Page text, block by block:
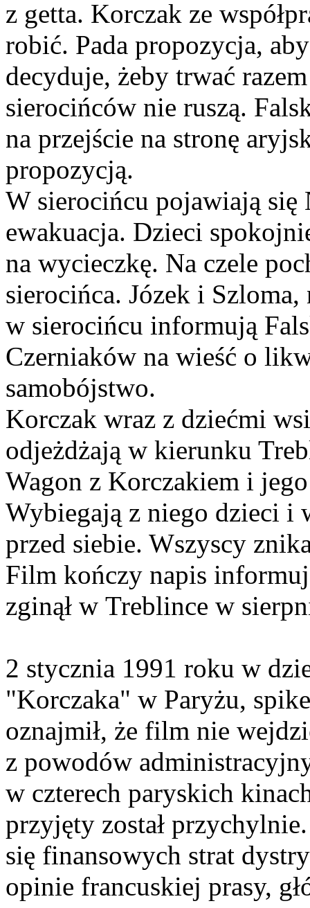
z getta. Korczak ze
robić. Pada propozycja,
decyduje, żeby trwać
sierocińców nie ruszą.
na przejście na stronę
propozycją.
W sierocińcu pojawiają się
ewakuacja. Dzieci
na wycieczkę. Na czele
sierocińca. Józek i
w sierocińcu informują
Czerniaków na wieść o
samobójstwo.
Korczak wraz z dziećmi
odjeżdżają w kierunku
Wagon z Korczakiem i jego
Wybiegają z niego dzieci i
przed siebie. Wszyscy
Film kończy napis
zginął w Treblince w
2 stycznia 1991 roku w
"Korczaka" w Paryżu,
oznajmił, że film nie
z powodów
w czterech paryskich
przyjęty został
się finansowych strat
opinie francuskiej prasy,